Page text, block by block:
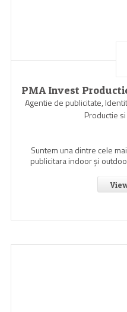
PMA Invest
Agentie de publicitate,
Productie
Suntem una dintre cele
publicitara indoor şi